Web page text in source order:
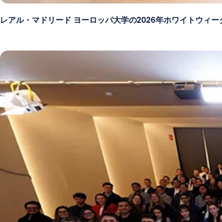
レアル・マドリード ヨーロッパ大学の2026年ホワイトウィー